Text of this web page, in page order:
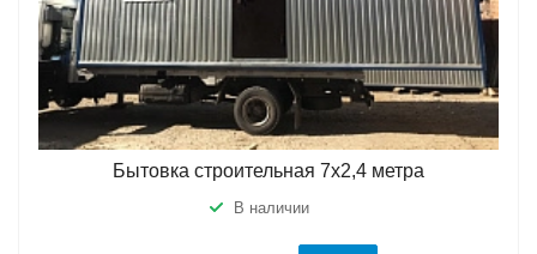
Бытовка строительная 7х2,4 метра
В наличии